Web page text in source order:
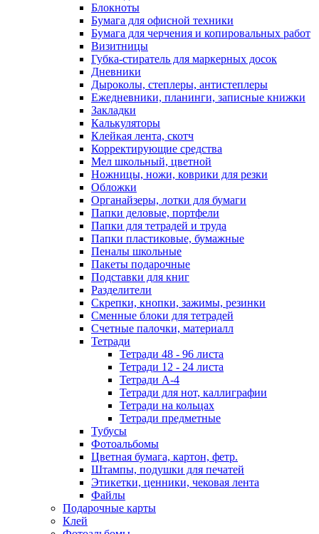
Блокноты
Бумага для офисной техники
Бумага для черчения и копировальных работ
Визитницы
Губка-стиратель для маркерных досок
Дневники
Дыроколы, степлеры, антистеплеры
Ежедневники, планинги, записные книжки
Закладки
Калькуляторы
Клейкая лента, скотч
Корректирующие средства
Мел школьный, цветной
Ножницы, ножи, коврики для резки
Обложки
Органайзеры, лотки для бумаги
Папки деловые, портфели
Папки для тетрадей и труда
Папки пластиковые, бумажные
Пеналы школьные
Пакеты подарочные
Подставки для книг
Разделители
Скрепки, кнопки, зажимы, резинки
Сменные блоки для тетрадей
Счетные палочки, материалл
Тетради
Тетради 48 - 96 листа
Тетради 12 - 24 листа
Тетради А-4
Тетради для нот, каллиграфии
Тетради на кольцах
Тетради предметные
Тубусы
Фотоальбомы
Цветная бумага, картон, фетр.
Штампы, подушки для печатей
Этикетки, ценники, чековая лента
Файлы
Подарочные карты
Клей